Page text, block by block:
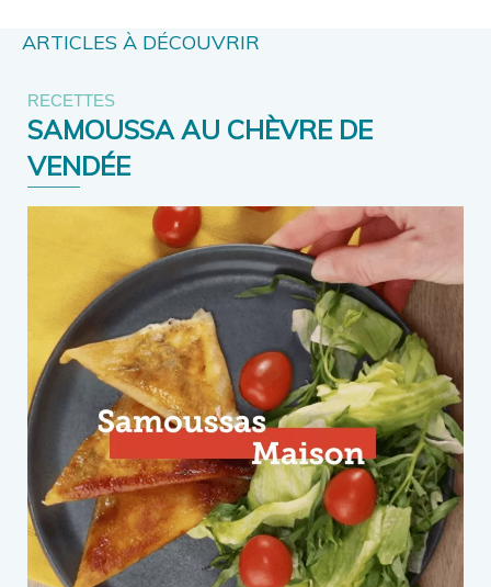
ARTICLES À DÉCOUVRIR
RECETTES
SAMOUSSA AU CHÈVRE DE
VENDÉE